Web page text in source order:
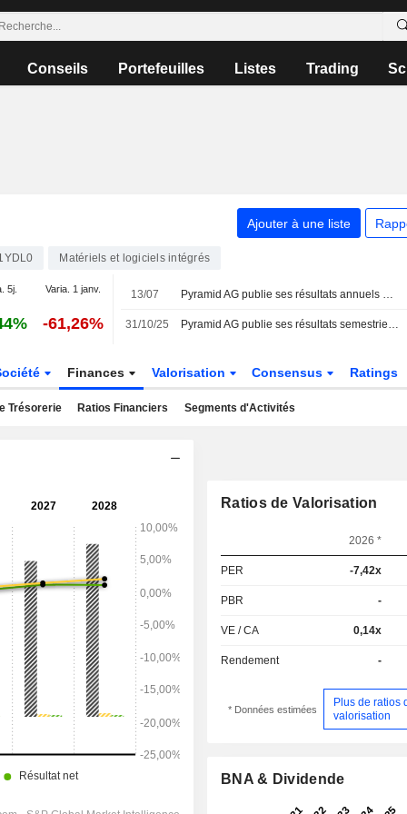
Conseils Portefeuilles Listes Trading
Ajouter à une liste
Matériels et logiciels intégrés
5j. Varia. 1 janv.
-61,26%
13/07 Pyramid AG publie ses résultats annuels pour l'exercice clos le 31 décembre 2025
31/10/25 Pyramid AG publie ses résultats semestriels au 30 juin 2025
Finances Valorisation Consensus Ratings
Trésorerie Ratios Financiers Segments d'Activités
Ratios de Valorisation
2026 *
PER -7,42x
PBR -
VE / CA 0,14x
Rendement -
* Données estimées
Plus de ratios
valorisation
BNA & Dividende